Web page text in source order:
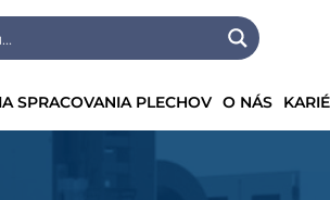
SPRACOVANIA PLECHOV O NÁS